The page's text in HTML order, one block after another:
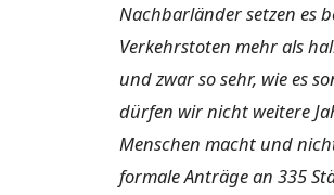
Nachbarländer setzen es
Verkehrstoten mehr als
und zwar so sehr, wie es
dürfen wir nicht weitere
Menschen macht und
formale Anträge an 335